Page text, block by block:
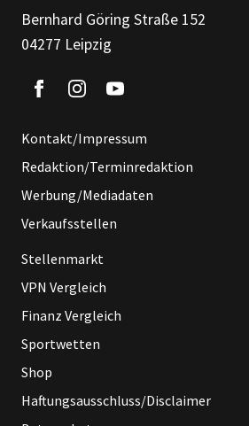
Bernhard Göring Straße 152
04277 Leipzig
Kontakt/Impressum
Redaktion/Terminredaktion
Werbung/Mediadaten
Verkaufsstellen
Stellenmarkt
VPN Vergleich
Finanz Vergleich
Sportwetten
Shop
Haftungsausschluss/Disclaimer